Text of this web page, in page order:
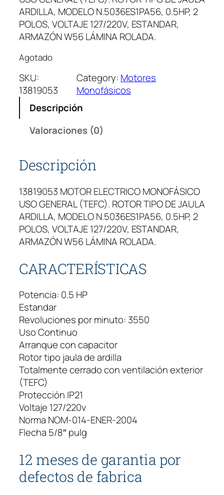
ARDILLA, MODELO N.5036ES1PA56, 0.5HP, 2
POLOS, VOLTAJE 127/220V, ESTANDAR,
ARMAZÓN W56 LÁMINA ROLADA.
Agotado
SKU:
13819053
Category: Motores
Monofásicos
Descripción
Valoraciones (0)
Descripción
13819053 MOTOR ELECTRICO MONOFÁSICO
USO GENERAL (TEFC). ROTOR TIPO DE JAULA
ARDILLA, MODELO N.5036ES1PA56, 0.5HP, 2
POLOS, VOLTAJE 127/220V, ESTANDAR,
ARMAZÓN W56 LÁMINA ROLADA.
CARACTERÍSTICAS
Potencia: 0.5 HP
Estandar
Revoluciones por minuto: 3550
Uso Continuo
Arranque con capacitor
Rotor tipo jaula de ardilla
Totalmente cerrado con ventilación exterior
(TEFC)
Protección IP21
Voltaje 127/220v
Norma NOM-014-ENER-2004
Flecha 5/8″ pulg
12 meses de garantia por
defectos de fabrica